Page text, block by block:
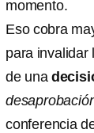
momento.
Eso cobra
para invalidar
de una
conferencia